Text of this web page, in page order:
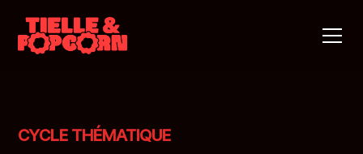
CYCLE THÉMATIQUE